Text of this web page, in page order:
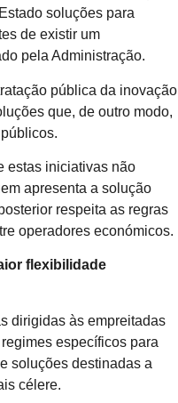
soluções para
de existir um
pela Administração.
pública da inovação
que, de outro modo,
estas iniciativas não
apresenta a solução
respeita as regras
operadores económicos.
flexibilidade
dirigidas às empreitadas
específicos para
soluções destinadas a
célere.